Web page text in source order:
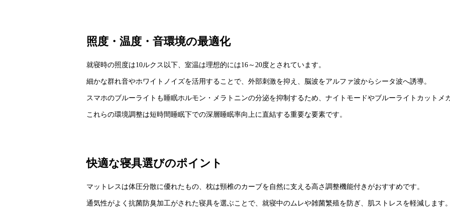
照度・温度・音環境の最適化
就寝時の照度は10ルクス以下、室温は理想的には16～20度とされています。
細かな群れ音やホワイトノイズを活用することで、外部刺激を抑え、脳波をアルファ波からシータ波へ誘導。
スマホのブルーライトも睡眠ホルモン・メラトニンの分泌を抑制するため、ナイトモードやブルーライトカットメ
これらの環境調整は短時間睡眠下での深層睡眠率向上に直結する重要な要素です。
快適な寝具選びのポイント
マットレスは体圧分散に優れたもの、枕は頸椎のカーブを自然に支える高さ調整機能付きがおすすめです。
通気性がよく抗菌防臭加工がされた寝具を選ぶことで、就寝中のムレや雑菌繁殖を防ぎ、肌ストレスを軽減します。